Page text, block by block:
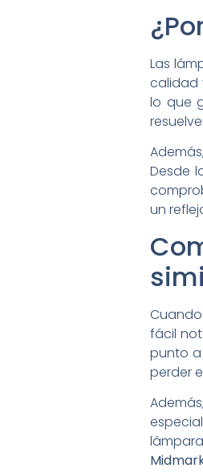
Las
calidad
lo que
Desde
un
fácil
punto a
perder